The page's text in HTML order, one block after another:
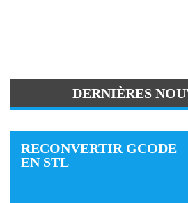
DERNIÈRES
RECONVERTIR GCODE
EN STL